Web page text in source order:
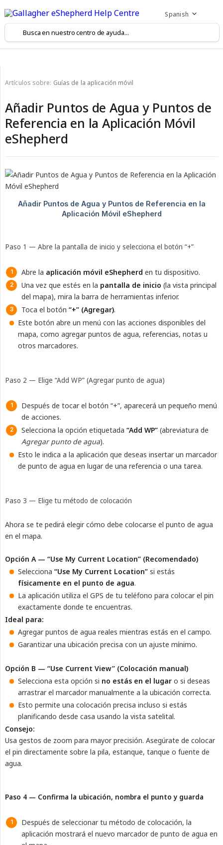
Spanish
Artículos sobre: Guías de la aplicación móvil
Añadir Puntos de Agua y Puntos de
Referencia en la Aplicación Móvil
eShepherd
Paso 1 — Abre la pantalla de inicio y selecciona el botón “+”
Abre la aplicación móvil eShepherd en tu dispositivo.
Una vez que estés en la pantalla de inicio (la vista principal
del mapa), mira la barra de herramientas inferior.
Toca el botón “+” (Agregar).
Este botón abre un menú con las acciones disponibles del
mapa, como agregar puntos de agua, referencias, notas u
otros marcadores.
Paso 2 — Elige “Add WP” (Agregar punto de agua)
Después de tocar el botón “+”, aparecerá un pequeño menú
de acciones.
Selecciona la opción etiquetada “Add WP” (abreviatura de
Agregar punto de agua).
Esto le indica a la aplicación que deseas insertar un marcador
de punto de agua en lugar de una referencia o una tarea.
Paso 3 — Elige tu método de colocación
Ahora se te pedirá elegir cómo debe colocarse el punto de agua
en el mapa.
Opción A — “Use My Current Location” (Recomendado)
Selecciona “Use My Current Location” si estás
físicamente en el punto de agua.
La aplicación utiliza el GPS de tu teléfono para colocar el pin
exactamente donde te encuentras.
Ideal para:
Agregar puntos de agua reales mientras estás en el campo.
Garantizar una ubicación precisa con un ajuste mínimo.
Opción B — “Use Current View” (Colocación manual)
Selecciona esta opción si no estás en el lugar o si deseas
arrastrar el marcador manualmente a la ubicación correcta.
Esto permite una colocación precisa incluso si estás
planificando desde casa usando la vista satelital.
Consejo:
Usa gestos de zoom para mayor precisión. Asegúrate de colocar
el pin directamente sobre la pila, estanque, tanque o fuente de
agua.
Paso 4 — Confirma la ubicación, nombra el punto y guarda
Después de seleccionar tu método de colocación, la
aplicación mostrará el nuevo marcador de punto de agua en